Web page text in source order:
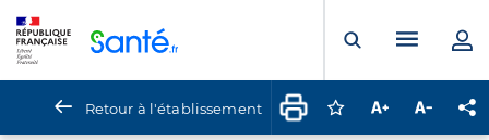
Ouvrir laMenu
Retour à l'établissement Connectez-vous
Augmenter la